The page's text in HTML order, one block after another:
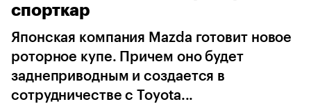
спорткар
Японская компания Mazda готовит новое
роторное купе. Причем оно будет
заднеприводным и создается в
сотрудничестве с Toyota...